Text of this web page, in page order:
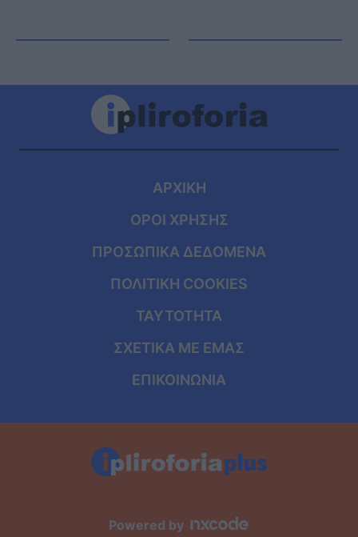
ΑΡΧΙΚΗ
ΟΡΟΙ ΧΡΗΣΗΣ
ΠΡΟΣΩΠΙΚΑ ΔΕΔΟΜΕΝΑ
ΠΟΛΙΤΙΚΗ COOKIES
ΤΑΥΤΟΤΗΤΑ
ΣΧΕΤΙΚΑ ΜΕ ΕΜΑΣ
ΕΠΙΚΟΙΝΩΝΙΑ
Powered by